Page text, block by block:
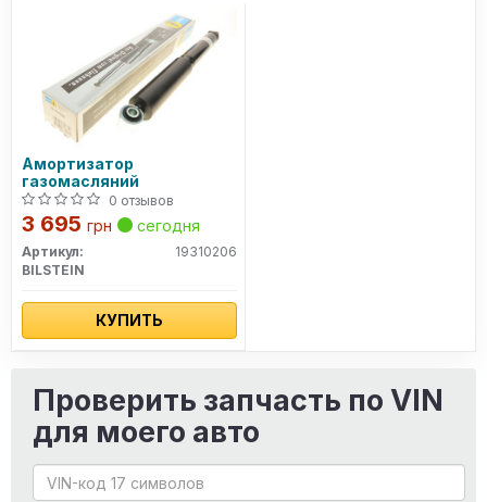
Амортизатор
газомасляний
0 отзывов
3 695 грн сегодня
Артикул:
19310206
BILSTEIN
КУПИТЬ
Проверить запчасть по VIN
для моего авто